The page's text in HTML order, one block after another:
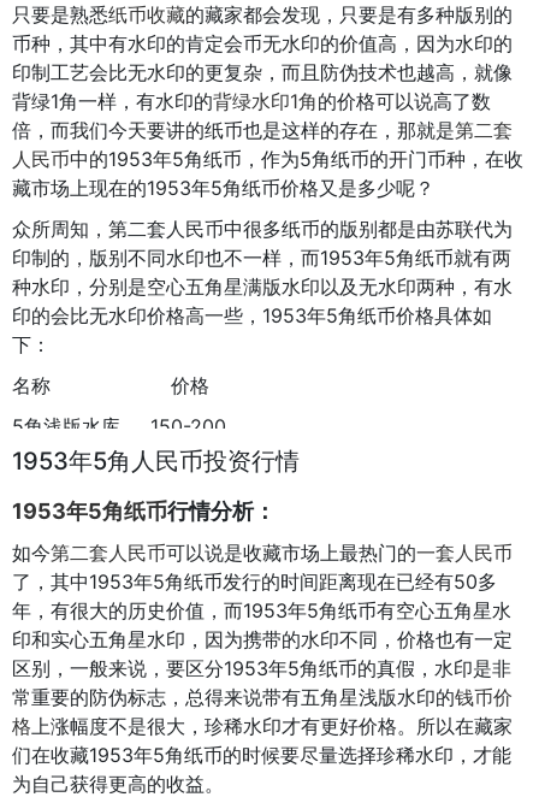
只要是熟悉纸币收藏的藏家都会发现，只要是有多种版别的
币种，其中有水印的肯定会币无水印的价值高，因为水印的
印制工艺会比无水印的更复杂，而且防伪技术也越高，就像
背绿1角一样，有水印的背绿水印1角的价格可以说高了数
倍，而我们今天要讲的纸币也是这样的存在，那就是第二套
人民币中的1953年5角纸币，作为5角纸币的开门币种，在收
藏市场上现在的1953年5角纸币价格又是多少呢？
众所周知，第二套人民币中很多纸币的版别都是由苏联代为
印制的，版别不同水印也不一样，而1953年5角纸币就有两
种水印，分别是空心五角星满版水印以及无水印两种，有水
印的会比无水印价格高一些，1953年5角纸币价格具体如
下：
名称 价格
5角浅版水库 150-200
5角深版水库200-250
（市场行情浮动较大，价格仅供参考，精准定价还是要看当
1953年5角纸币冠号 ：
这里需要说明的是，1953年5角纸币冠号信息暂无，1981年7
月15日，为缓解硬分币紧缺的矛盾，稳定金融秩序，重新发
行了第二套人民币中 1953年1分、2分、5分纸币，但这次发
行保留了冠字，取消了号码，现在收藏界称其为“无号纸分
币”。元号纸分币的冠字如果细细研究很有特点：（1）冠字
1953年5角人民币投资行情
1953年5角纸币行情分析：
如今第二套人民币可以说是收藏市场上最热门的一套人民币
了，其中1953年5角纸币发行的时间距离现在已经有50多
年，有很大的历史价值，而1953年5角纸币有空心五角星水
印和实心五角星水印，因为携带的水印不同，价格也有一定
区别，一般来说，要区分1953年5角纸币的真假，水印是非
常重要的防伪标志，总得来说带有五角星浅版水印的钱币价
格 上涨幅度不是很大，珍稀水印才有更好价格。所以在藏家
们在收藏1953年5角纸币的时候要尽量选择珍稀水印，才能
为自己获得更高的收益。